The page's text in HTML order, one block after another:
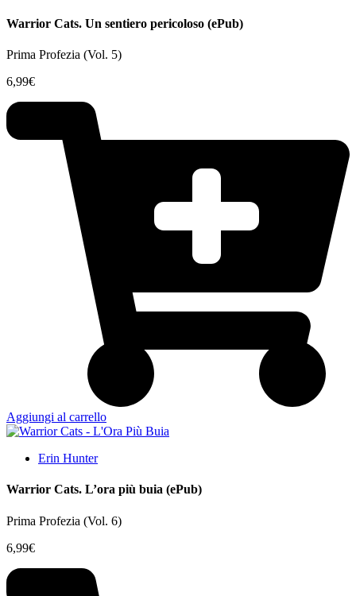
Warrior Cats. Un sentiero pericoloso (ePub)
Prima Profezia (Vol. 5)
6,99€
Aggiungi al carrello
Erin Hunter
Warrior Cats. L’ora più buia (ePub)
Prima Profezia (Vol. 6)
6,99€